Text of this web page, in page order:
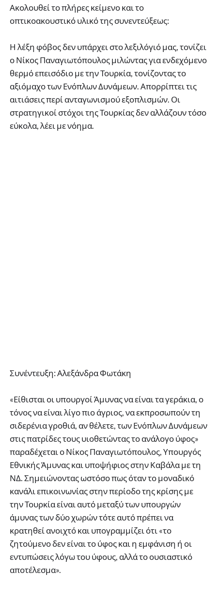
Ακολουθεί το πλήρες κείμενο και το
οπτικοακουστικό υλικό της συνεντεύξεως:
Η λέξη φόβος δεν υπάρχει στο λεξιλόγιό μας, τονίζει
ο Νίκος Παναγιωτόπουλος μιλώντας για ενδεχόμενο
θερμό επεισόδιο με την Τουρκία, τονίζοντας το
αξιόμαχο των Ενόπλων Δυνάμεων. Απορρίπτει τις
αιτιάσεις περί ανταγωνισμού εξοπλισμών. Οι
στρατηγικοί στόχοι της Τουρκίας δεν αλλάζουν τόσο
εύκολα, λέει με νόημα.
Συνέντευξη: Αλεξάνδρα Φωτάκη
«Είθισται οι υπουργοί Άμυνας να είναι τα γεράκια, ο
τόνος να είναι λίγο πιο άγριος, να εκπροσωπούν τη
σιδερένια γροθιά, αν θέλετε, των Ενόπλων Δυνάμεων
στις πατρίδες τους υιοθετώντας το ανάλογο ύφος»
παραδέχεται ο Νίκος Παναγιωτόπουλος, Υπουργός
Εθνικής Άμυνας και υποψήφιος στην Καβάλα με τη
ΝΔ. Σημειώνοντας ωστόσο πως όταν το μοναδικό
κανάλι επικοινωνίας στην περίοδο της κρίσης με
την Τουρκία είναι αυτό μεταξύ των υπουργών
άμυνας των δύο χωρών τότε αυτό πρέπει να
κρατηθεί ανοιχτό και υπογραμμίζει ότι «το
ζητούμενο δεν είναι το ύφος και η εμφάνιση ή οι
εντυπώσεις λόγω του ύφους, αλλά το ουσιαστικό
αποτέλεσμα».